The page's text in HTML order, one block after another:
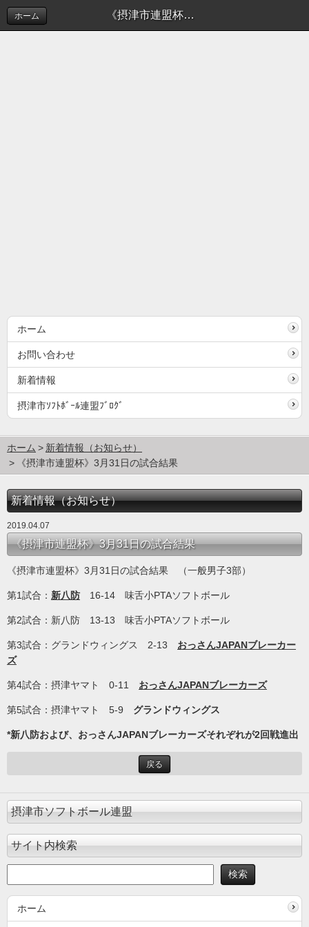
《摂津市連盟杯》3月31日の試合結果 | 新着情報（お知らせ）
ホーム
ホーム
お問い合わせ
新着情報
摂津市ｿﾌﾄﾎﾞｰﾙ連盟ﾌﾞﾛｸﾞ
ホーム
新着情報（お知らせ）
《摂津市連盟杯》3月31日の試合結果
新着情報（お知らせ）
2019.04.07
《摂津市連盟杯》3月31日の試合結果
《摂津市連盟杯》3月31日の試合結果 （一般男子3部）
第1試合： 新八防 16-14 味舌小PTAソフトボール
第2試合：新八防 13-13 味舌小PTAソフトボール
第3試合：グランドウィングス 2-13 おっさんJAPANブレーカー
ズ
第4試合：摂津ヤマト 0-11 おっさんJAPANブレーカーズ
第5試合：摂津ヤマト 5-9 グランドウィングス
*新八防および、おっさんJAPANブレーカーズそれぞれが2回戦進出
戻る
摂津市ソフトボール連盟
サイト内検索
ホーム